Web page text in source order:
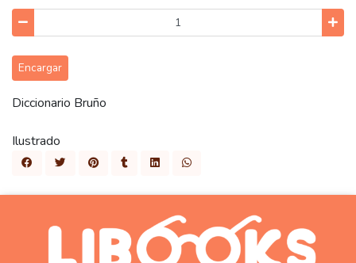
Encargar
Diccionario Bruño
Ilustrado